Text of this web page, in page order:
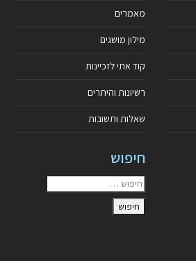
מאמרים
מילון מושגים
קוד אתי לזכיינות
רשיונות והיתרים
שאלות ותשובות
חיפוש